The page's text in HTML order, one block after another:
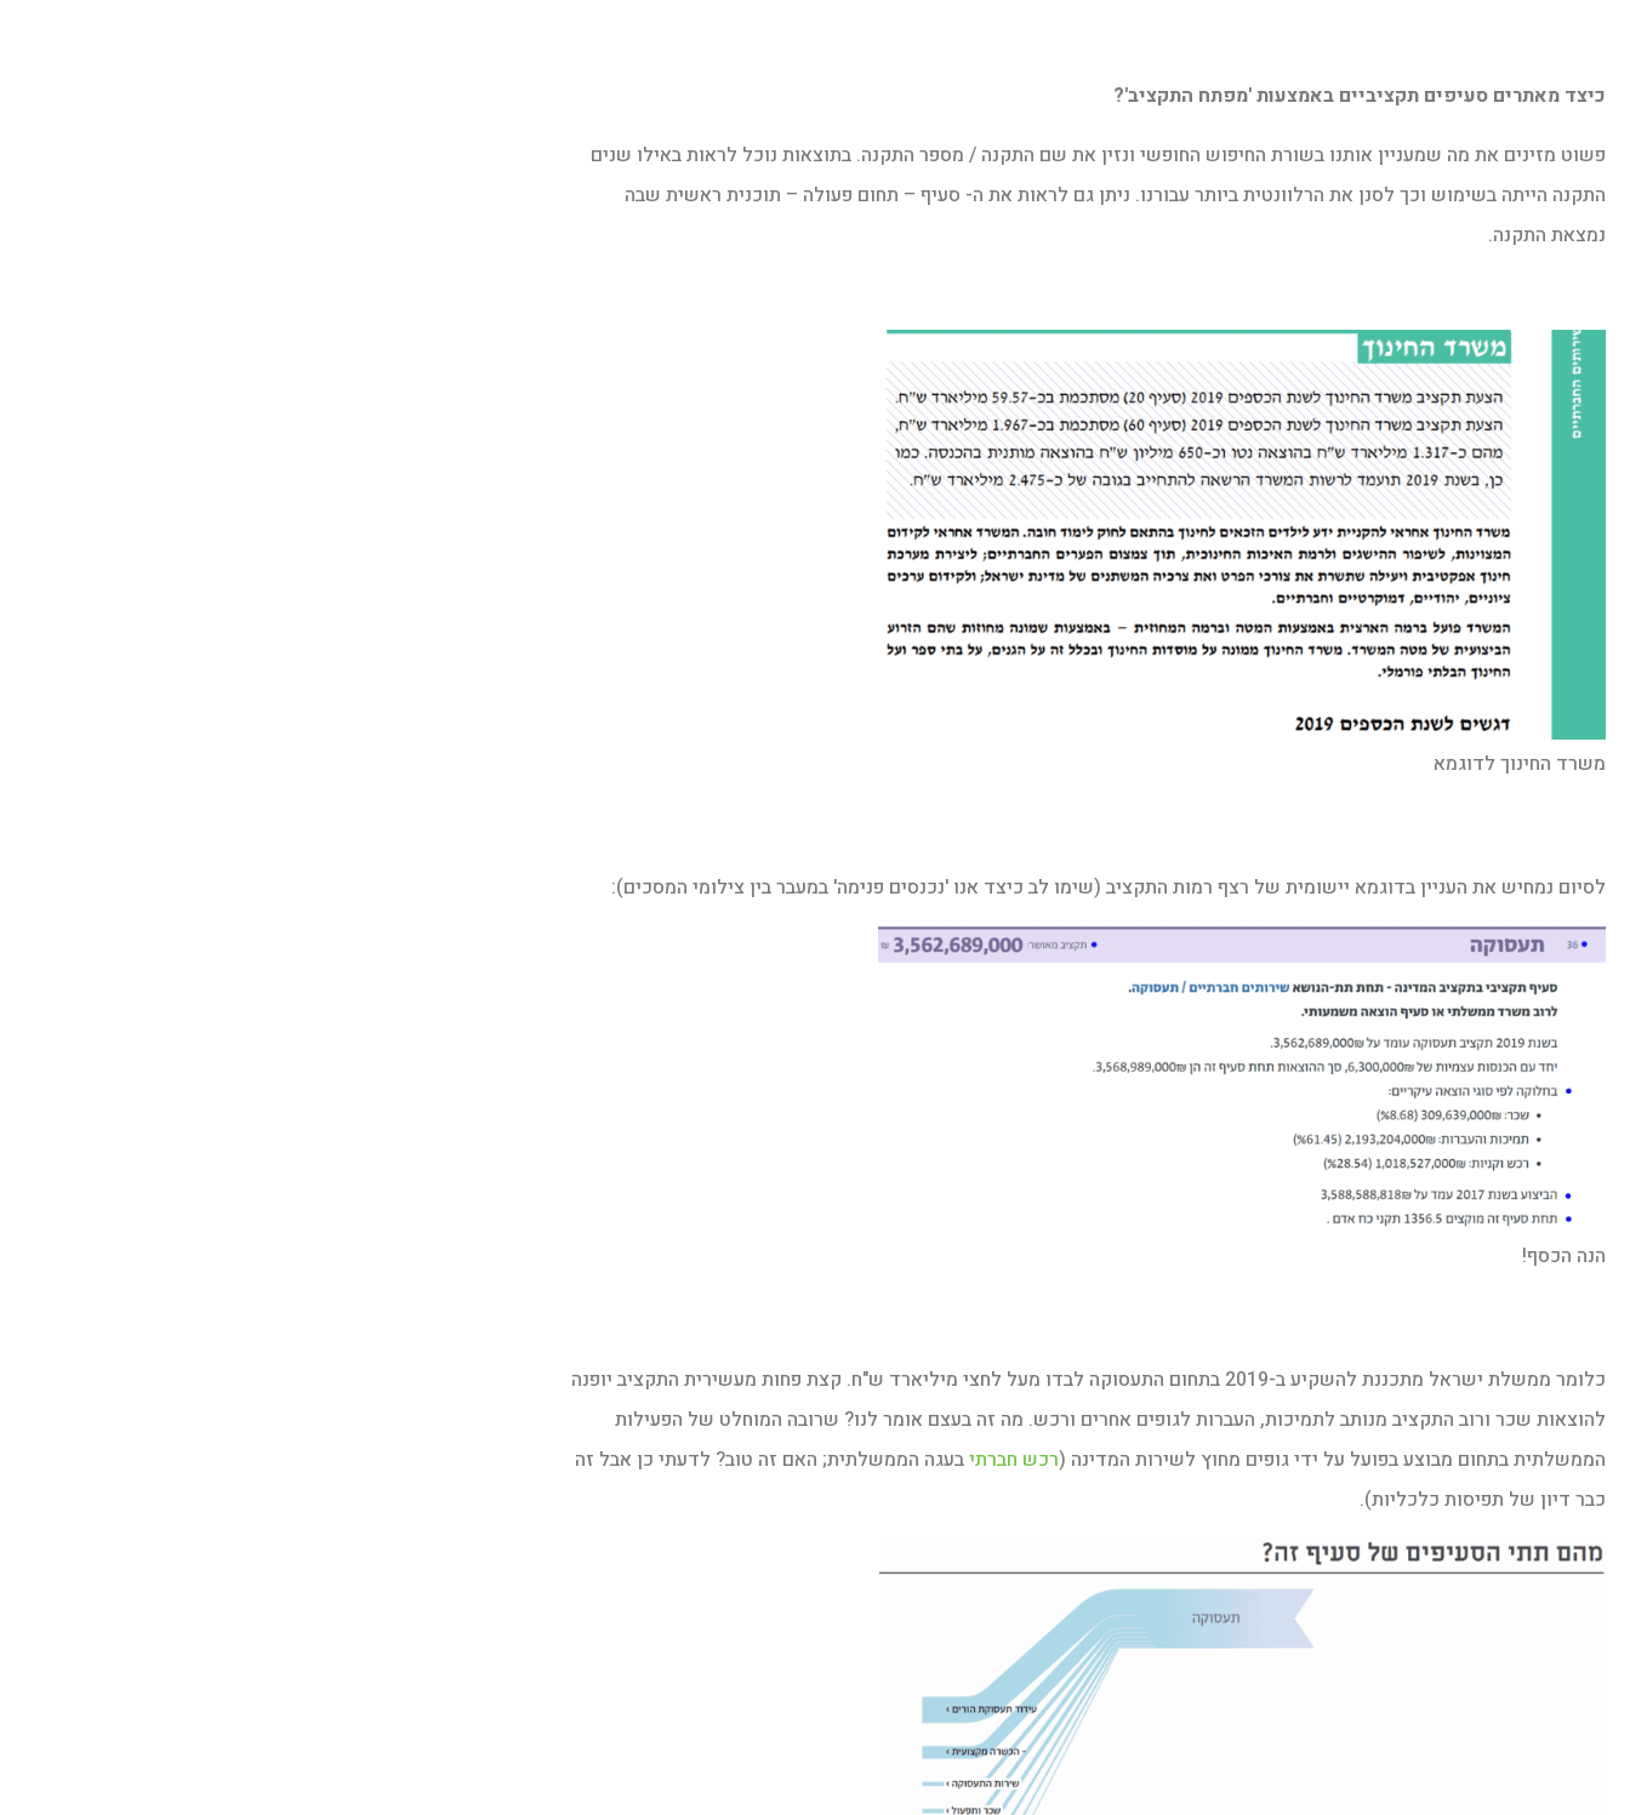
כיצד מאתרים סעיפים תקציביים באמצעות 'מפתח התקציב'?
פשוט מזינים את מה שמעניין אותנו בשורת החיפוש החופשי ונזין את שם התקנה / מספר התקנה. בתוצאות נוכל לראות באילו שנים
התקנה הייתה בשימוש וכך לסנן את הרלוונטית ביותר עבורנו. ניתן גם לראות את ה- סעיף – תחום פעולה – תוכנית ראשית שבה
נמצאת התקנה.
משרד החינוך לדוגמא
לסיום נמחיש את העניין בדוגמא יישומית של רצף רמות התקציב (שימו לב כיצד אנו 'נכנסים פנימה' במעבר בין צילומי המסכים):
הנה הכסף!
כלומר ממשלת ישראל מתכננת להשקיע ב-2019 בתחום התעסוקה לבדו מעל לחצי מיליארד ש"ח. קצת פחות מעשירית התקציב יופנה
להוצאות שכר ורוב התקציב מנותב לתמיכות, העברות לגופים אחרים ורכש. מה זה בעצם אומר לנו? שרובה המוחלט של הפעילות
הממשלתית בתחום מבוצע בפועל על ידי גופים מחוץ לשירות המדינה (רכש חברתיבעגה הממשלתית; האם זה טוב? לדעתי כן אבל זה
כבר דיון של תפיסות כלכליות).